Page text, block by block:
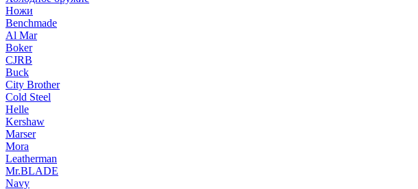
Ножи
Benchmade
Al Mar
Boker
CJRB
Buck
City Brother
Cold Steel
Helle
Kershaw
Marser
Mora
Leatherman
Mr.BLADE
Navy